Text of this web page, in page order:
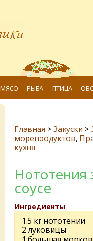
МЯСО РЫБА ПТИЦА
Главная >Закуски >
морепродуктов,
кухня
Нототения
соусе
Ингредиенты:
1.5 кг нототении
2 луковицы